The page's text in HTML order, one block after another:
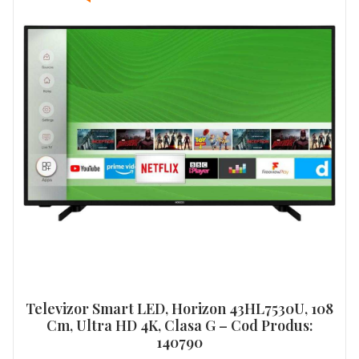
Televizor Smart LED, Horizon 43HL7530U, 108
Cm, Ultra HD 4K, Clasa G – Cod Produs:
140790